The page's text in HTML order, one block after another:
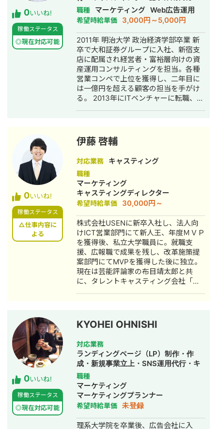
0いいね!
稼働ステータス
◎現在対応可能
ライティング・事務代行・リスティン
グ広告運用代行・オウンドメディア制
作・構築・運用代行・営業代行
職種 マーケティング Web広告運用
希望時給単価 3,000円～5,000円
2011年 明治大学 政治経済学部卒業 新
卒で大和証券グループに入社、新宿支
店に配属され経営者・富裕層向けの資
産運用コンサルティングを担当。各種
営業コンペで上位を獲得し、二年目に
は一億円を超える顧客の担当を手がけ
る。 2013年にITベンチャーに転職、社
ベンチャーまでゼロから開拓。クライ
アントのCPAを従来の半分以下に抑え
る施策を編み出し、立ち上げ数ヶ月で
月商1,000万円を突破。 その後友人とto
Cの美容系アプリを手がけるスタート
アップを創業し取締役COOに就任。創
業二年間で合計約１億円の資金調達を
実施するとともに、従業員数も5倍の組
織に拡大。 2017年末から自身でWEB
マーケティングの会社を創業、フリー
ランスチームとともに、100を超えるク
ライアントのマーケティングサポート
を展開中。得意領域はSNS運用、ディ
スプレイ広告、リスティング、インフ
ルエンサーマーケティング 現在まで上
場企業をはじめとした100社以上の支援
実績があり、今までのノウハウを全て
樹に一部出演。海外の芸能事務所とも
提携し、自身のマーケティングにも注
力している。
0いいね!
稼働ステータス
△仕事内容に
よる
伊藤 啓輔
対応業務 キャスティング
職種
マーケティング
キャスティングディレクター
希望時給単価 30,000円～
株式会社USENに新卒入社し、法人向
けICT営業部門にて新人王、年度ＭＶＰ
を獲得後、私立大学職員に。就職支
援、広報職で成果を残し、改革施策提
案部門にてMVPを獲得した後に独立。
現在は芸能評論家の布目靖太郎と共
に、タレントキャスティング会社「株
0いいね!
稼働ステータス
◎現在対応可能
KYOHEI OHNISHI
対応業務
ランディングページ（LP）制作・作
成・新規事業立上・SNS運用代行・キ
ャスティング・バナー制作・デザイン
職種
マーケティング
マーケティングプランナー
希望時給単価 未登録
理系大学院を卒業後、広告会社に入